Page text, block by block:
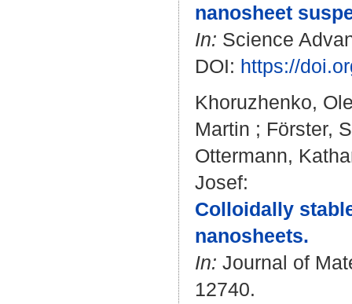
nanosheet
In: Science
DOI: https://
Khoruzhenko,
Martin ; Förster,
Ottermann,
Josef:
Colloidally
nanosheets.
In: Journal of
12740.